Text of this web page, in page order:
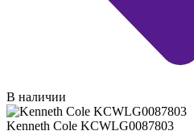
В наличии
Kenneth Cole KCWLG0087803